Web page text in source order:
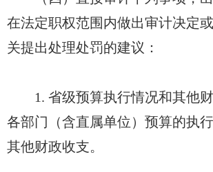
在法定职权范围内做出审计决定
关提出处理处罚的建议：
1. 省级预算执行情况和其他财
各部门（含直属单位）预算的执
其他财政收支。